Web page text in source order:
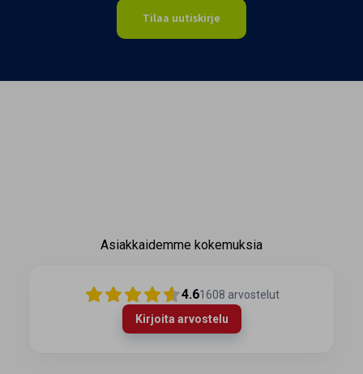
Tilaa uutiskirje
Asiakkaidemme kokemuksia
4.61608 arvostelut
Kirjoita arvostelu